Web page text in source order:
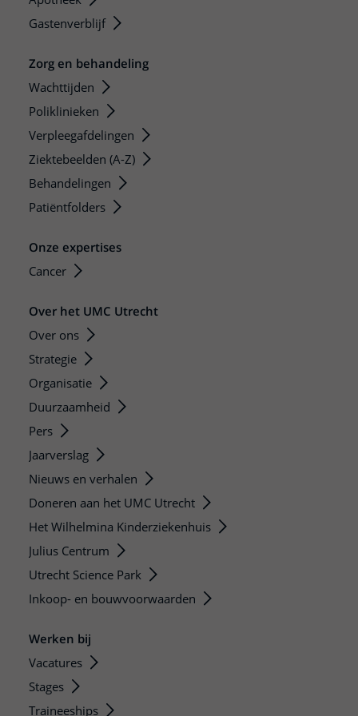
Gastenverblijf
Zorg en behandeling
Wachttijden
Poliklinieken
Verpleegafdelingen
Ziektebeelden (A-Z)
Behandelingen
Patiëntfolders
Onze expertises
Cancer
Over het UMC Utrecht
Over ons
Strategie
Organisatie
Duurzaamheid
Pers
Jaarverslag
Nieuws en verhalen
Doneren aan het UMC Utrecht
Het Wilhelmina Kinderziekenhuis
Julius Centrum
Utrecht Science Park
Inkoop- en bouwvoorwaarden
Werken bij
Vacatures
Stages
Traineeships